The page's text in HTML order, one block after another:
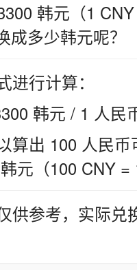
韩元（1
成多少韩元呢？
行计算：
韩元 / 1 人民
算出 100 人民
元（100 CNY =
供参考，实际